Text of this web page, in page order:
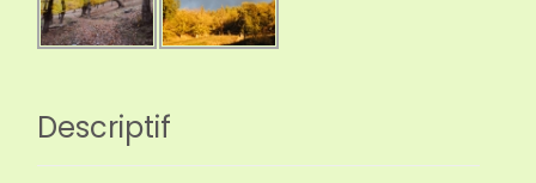
Descriptif